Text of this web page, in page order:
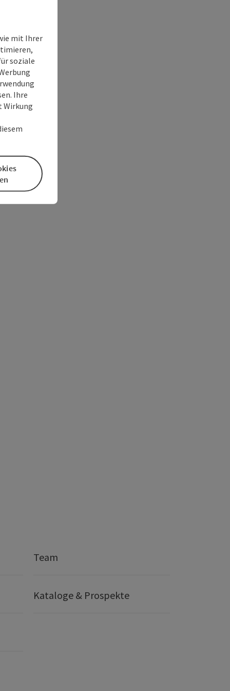
Team
Kataloge & Prospekte
mit Ihrer
soziale
Ihre
Wirkung